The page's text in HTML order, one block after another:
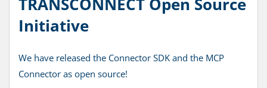
TRANSCONNECT Open Source
Initiative
We have released the Connector SDK and the MCP
Connector as open source!